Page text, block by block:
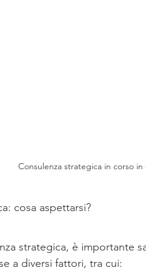
Consulenza strategica in corso in
cosa aspettarsi?
strategica, è importante
a diversi fattori, tra cui: